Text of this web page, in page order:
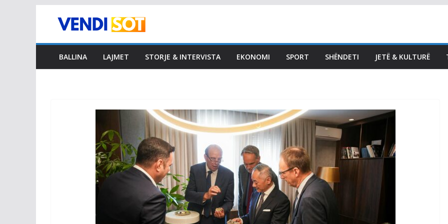
BALLINA LAJMET STORJE & INTERVISTA EKONOMI SPORT SHËNDETI JETË & KULTURË
po na ofron vetëm
pjesëmarrje në Qeveri,
pozita e presidentit për
LDK do të krijonte
balancim
August 5, 2026